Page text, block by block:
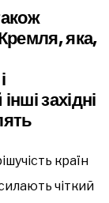
яка,
західні
країн
чіткий